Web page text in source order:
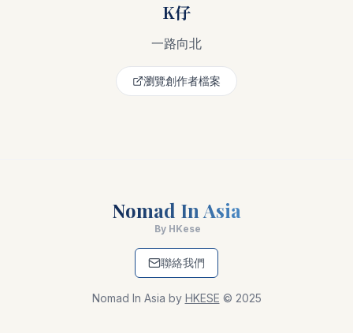
K仔
一路向北
瀏覽創作者檔案
Nomad In Asia
By HKese
聯絡我們
Nomad In Asia by HKESE © 2025